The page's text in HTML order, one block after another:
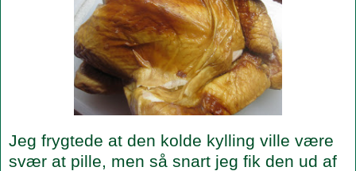
Jeg frygtede at den kolde kylling ville være
svær at pille, men så snart jeg fik den ud af